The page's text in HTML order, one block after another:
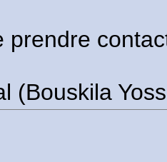
prendre
(Bouskila